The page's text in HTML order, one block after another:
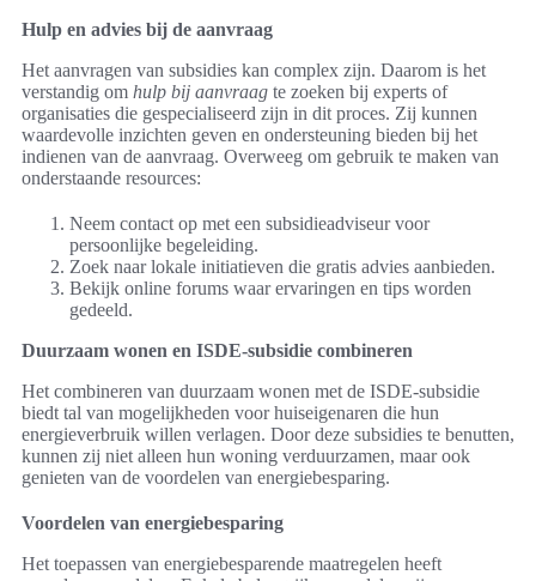
Hulp en advies bij de aanvraag
Het aanvragen van subsidies kan complex zijn. Daarom is het
verstandig om hulp bij aanvraag te zoeken bij experts of
organisaties die gespecialiseerd zijn in dit proces. Zij kunnen
waardevolle inzichten geven en ondersteuning bieden bij het
indienen van de aanvraag. Overweeg om gebruik te maken van
onderstaande resources:
Neem contact op met een subsidieadviseur voor
persoonlijke begeleiding.
Zoek naar lokale initiatieven die gratis advies aanbieden.
Bekijk online forums waar ervaringen en tips worden
gedeeld.
Duurzaam wonen en ISDE-subsidie combineren
Het combineren van duurzaam wonen met de ISDE-subsidie
biedt tal van mogelijkheden voor huiseigenaren die hun
energieverbruik willen verlagen. Door deze subsidies te benutten,
kunnen zij niet alleen hun woning verduurzamen, maar ook
genieten van de voordelen van energiebesparing.
Voordelen van energiebesparing
Het toepassen van energiebesparende maatregelen heeft